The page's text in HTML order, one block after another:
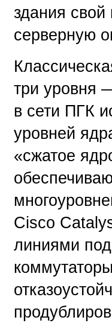
здания
серверную
три уровня
в сети ПГК
уровней
«сжатое
Cisco
линиями